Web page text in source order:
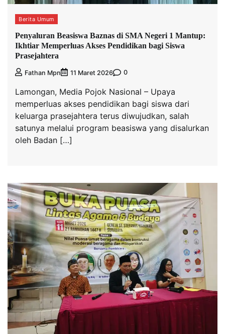
Berita Umum
Penyaluran Beasiswa Baznas di SMA Negeri 1 Mantup:
Ikhtiar Memperluas Akses Pendidikan bagi Siswa
Prasejahtera
Fathan Mpn 11 Maret 2026 0
Lamongan, Media Pojok Nasional – Upaya
memperluas akses pendidikan bagi siswa dari
keluarga prasejahtera terus diwujudkan, salah
satunya melalui program beasiswa yang disalurkan
oleh Badan […]